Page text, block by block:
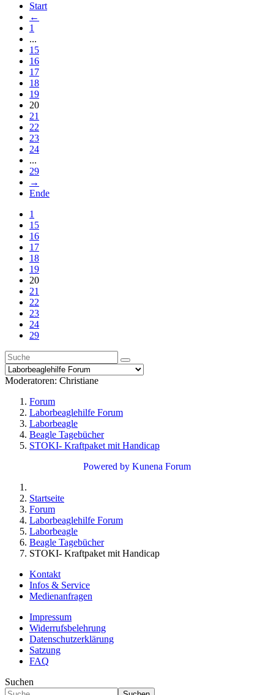
Start
←
1
...
15
16
17
18
19
20
21
22
23
24
...
29
→
Ende
1
15
16
17
18
19
20
21
22
23
24
29
Moderatoren: Christiane
Forum
Laborbeaglehilfe Forum
Laborbeagle
Beagle Tagebücher
STOKI- Kraftpaket mit Handicap
Powered by Kunena Forum
Startseite
Forum
Laborbeaglehilfe Forum
Laborbeagle
Beagle Tagebücher
STOKI- Kraftpaket mit Handicap
Kontakt
Infos & Service
Medienanfragen
Impressum
Widerrufsbelehrung
Datenschutzerklärung
Satzung
FAQ
Suchen